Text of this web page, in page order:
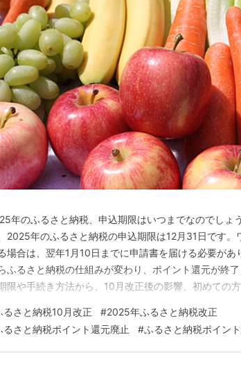
年のふるさと納税、申込期限はいつまでなのでしょ
2025年のふるさと納税の申込期限は12月31日です。
場合は、翌年1月10日までに申請書を届ける必要が
ふるさと納税の仕組みが変わり、ポイント還元が終
限や手続き方法から、10月改正後の影響、初めての
トップ特例の申請期限（1月10日必着） 2025年10月
響 初めての方向…
るさと納税10月改正 #2025年ふるさと納税改正
るさと納税ポイント還元廃止 #ふるさと納税ポイン